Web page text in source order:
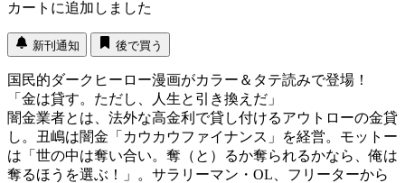
カートに追加しました
新刊通知 後で買う
国民的ダークヒーロー漫画がカラー＆タテ読みで登場！
「金は貸す。ただし、人生と引き換えだ」
闇金業者とは、法外な高金利で貸し付けるアウトローの金貸
し。丑嶋は闇金「カウカウファイナンス」を経営。モットー
は「世の中は奪い合い。奪（と）るか奪られるかなら、俺は
奪るほうを選ぶ！」。サラリーマン・OL、フリーターから